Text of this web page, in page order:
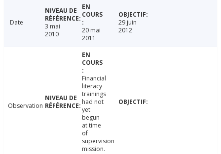
Date
3 mai
2010
20 mai
2011
29 juin
2012
Observation
Financial
literacy
trainings
had not
yet
begun
at time
of
supervision
mission.